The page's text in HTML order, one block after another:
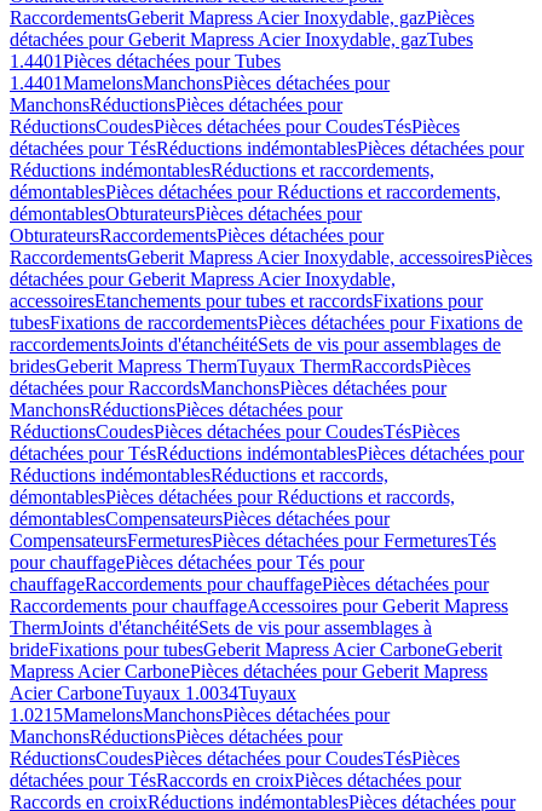
RaccordementsGeberit Mapress Acier Inoxydable, gazPièces
détachées pour Geberit Mapress Acier Inoxydable, gazTubes
1.4401Pièces détachées pour Tubes
1.4401MamelonsManchonsPièces détachées pour
ManchonsRéductionsPièces détachées pour
RéductionsCoudesPièces détachées pour CoudesTésPièces
détachées pour TésRéductions indémontablesPièces détachées pour
Réductions indémontablesRéductions et raccordements,
démontablesPièces détachées pour Réductions et raccordements,
démontablesObturateursPièces détachées pour
ObturateursRaccordementsPièces détachées pour
RaccordementsGeberit Mapress Acier Inoxydable, accessoiresPièces
détachées pour Geberit Mapress Acier Inoxydable,
accessoiresEtanchements pour tubes et raccordsFixations pour
tubesFixations de raccordementsPièces détachées pour Fixations de
raccordementsJoints d'étanchéitéSets de vis pour assemblages de
bridesGeberit Mapress ThermTuyaux ThermRaccordsPièces
détachées pour RaccordsManchonsPièces détachées pour
ManchonsRéductionsPièces détachées pour
RéductionsCoudesPièces détachées pour CoudesTésPièces
détachées pour TésRéductions indémontablesPièces détachées pour
Réductions indémontablesRéductions et raccords,
démontablesPièces détachées pour Réductions et raccords,
démontablesCompensateursPièces détachées pour
CompensateursFermeturesPièces détachées pour FermeturesTés
pour chauffagePièces détachées pour Tés pour
chauffageRaccordements pour chauffagePièces détachées pour
Raccordements pour chauffageAccessoires pour Geberit Mapress
ThermJoints d'étanchéitéSets de vis pour assemblages à
brideFixations pour tubesGeberit Mapress Acier CarboneGeberit
Mapress Acier CarbonePièces détachées pour Geberit Mapress
Acier CarboneTuyaux 1.0034Tuyaux
1.0215MamelonsManchonsPièces détachées pour
ManchonsRéductionsPièces détachées pour
RéductionsCoudesPièces détachées pour CoudesTésPièces
détachées pour TésRaccords en croixPièces détachées pour
Raccords en croixRéductions indémontablesPièces détachées pour